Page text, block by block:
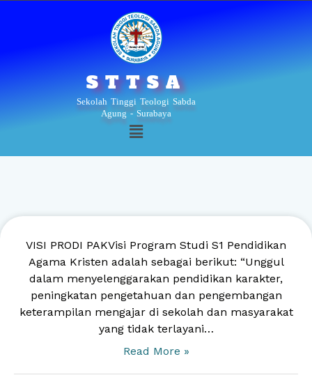
STTSA
Sekolah Tinggi Teologi Sabda
Agung - Surabaya
Menu
VISI PRODI PAKVisi Program Studi S1 Pendidikan
Agama Kristen adalah sebagai berikut: “Unggul
dalam menyelenggarakan pendidikan karakter,
peningkatan pengetahuan dan pengembangan
keterampilan mengajar di sekolah dan masyarakat
yang tidak terlayani…
Read More »